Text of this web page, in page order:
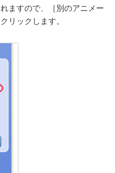
ますので、［別のアニメー
リックします。